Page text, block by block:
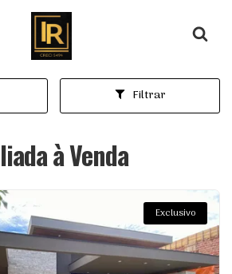
Página inicial
Filtrar
à Venda
Exclusivo